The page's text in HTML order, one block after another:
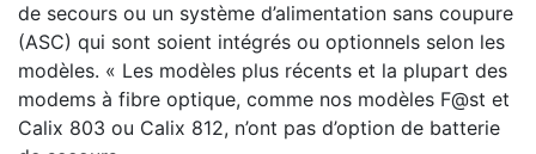
de secours ou un système d’alimentation sans coupure
(ASC) qui sont soient intégrés ou optionnels selon les
modèles. « Les modèles plus récents et la plupart des
modems à fibre optique, comme nos modèles F@st et
Calix 803 ou Calix 812, n’ont pas d’option de batterie